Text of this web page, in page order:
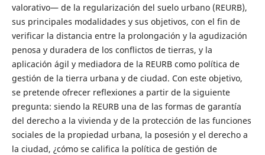
valorativo— de la regularización del suelo urbano (REURB),
sus principales modalidades y sus objetivos, con el fin de
verificar la distancia entre la prolongación y la agudización
penosa y duradera de los conflictos de tierras, y la
aplicación ágil y mediadora de la REURB como política de
gestión de la tierra urbana y de ciudad. Con este objetivo,
se pretende ofrecer reflexiones a partir de la siguiente
pregunta: siendo la REURB una de las formas de garantía
del derecho a la vivienda y de la protección de las funciones
sociales de la propiedad urbana, la posesión y el derecho a
la ciudad, ¿cómo se califica la política de gestión de